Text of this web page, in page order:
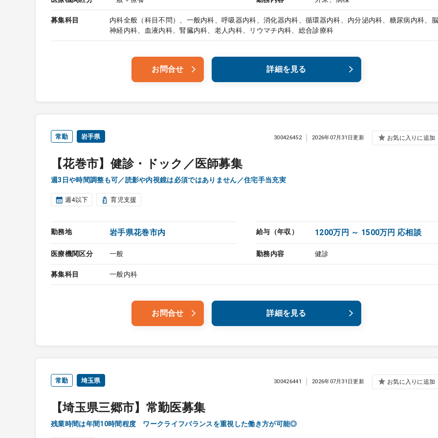
募集科目
内科全般（科目不問）、一般内科、呼吸器内科、消化器内科、循環器内科、内分泌内科、糖尿病内科、
神経内科、血液内科、腎臓内科、老人内科、リウマチ内科、総合診療科
お問合せ 詳細を見る
常勤 岩手県
【花巻市】健診・ドック／医師募集
週3日や時間調整も可／読影や内視鏡は必須ではありません／住宅手当充実
300426452 2026年07月31日更新 お気に入りに追加
週4以下 育児支援
勤務地 岩手県花巻市内 給与（年収） 1200万円 ～ 1500万円 応相談
医療機関区分 一般 勤務内容 健診
募集科目 一般内科
お問合せ 詳細を見る
常勤 埼玉県
【埼玉県三郷市】常勤医募集
残業時間は年間10時間程度 ワークライフバランスを重視した働き方が可能◎
300426441 2026年07月31日更新 お気に入りに追加